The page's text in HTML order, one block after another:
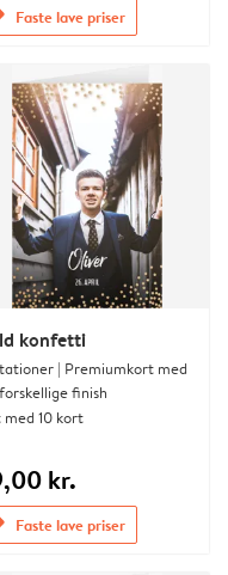
Faste lave priser
konfetti
| Premiumkort med
finish
10 kort
kr.
Faste lave priser